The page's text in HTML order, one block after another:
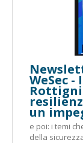
WeSec
Rottigni
un
e poi: i temi
della